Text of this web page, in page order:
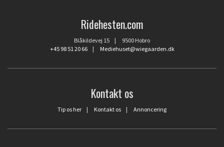
Ridehesten.com
Blåkildevej 15 | 9500 Hobro
+45 98 51 20 66| Mediehuset@wiegaarden.dk
Kontakt os
Tip os her | Kontakt os | Annoncering